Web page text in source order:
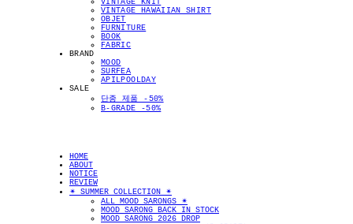
VINTAGE KNIT
VINTAGE HAWAIIAN SHIRT
OBJET
FURNITURE
BOOK
FABRIC
BRAND
MOOD
SURFEA
APILPOOLDAY
SALE
단종 제품 -50%
B-GRADE -50%
HOME
ABOUT
NOTICE
REVIEW
✴︎ SUMMER COLLECTION ✴︎
ALL MOOD SARONGS ✴︎
MOOD SARONG BACK IN STOCK
MOOD SARONG 2026 DROP